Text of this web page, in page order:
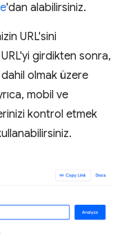
'dan alabilirsiniz.
URL'sini
girdikten sonra,
olmak üzere
mobil ve
kontrol etmek